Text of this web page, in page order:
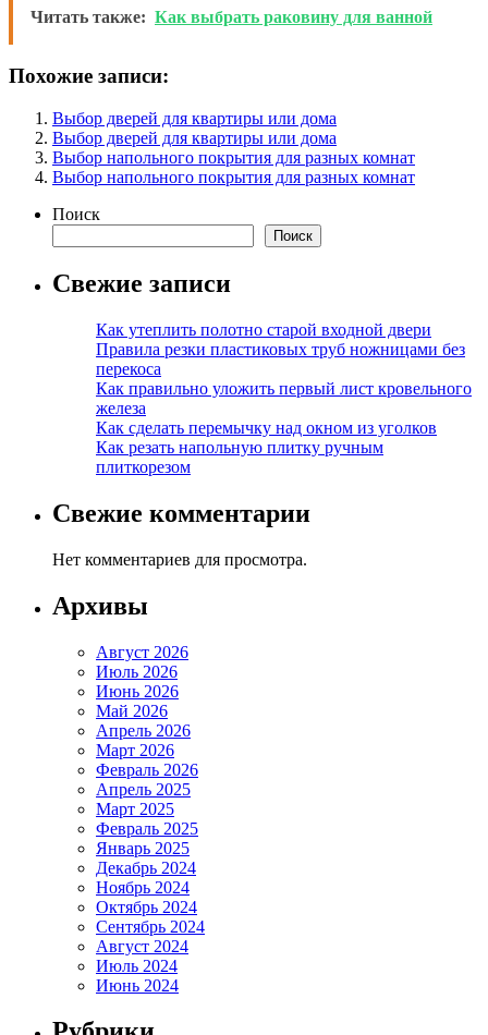
Читать также: Как выбрать раковину для ванной
Похожие записи:
Выбор дверей для квартиры или дома
Выбор дверей для квартиры или дома
Выбор напольного покрытия для разных комнат
Выбор напольного покрытия для разных комнат
Поиск
Поиск
Свежие записи
Как утеплить полотно старой входной двери
Правила резки пластиковых труб ножницами без
перекоса
Как правильно уложить первый лист кровельного
железа
Как сделать перемычку над окном из уголков
Как резать напольную плитку ручным
плиткорезом
Свежие комментарии
Нет комментариев для просмотра.
Архивы
Август 2026
Июль 2026
Июнь 2026
Май 2026
Апрель 2026
Март 2026
Февраль 2026
Апрель 2025
Март 2025
Февраль 2025
Январь 2025
Декабрь 2024
Ноябрь 2024
Октябрь 2024
Сентябрь 2024
Август 2024
Июль 2024
Июнь 2024